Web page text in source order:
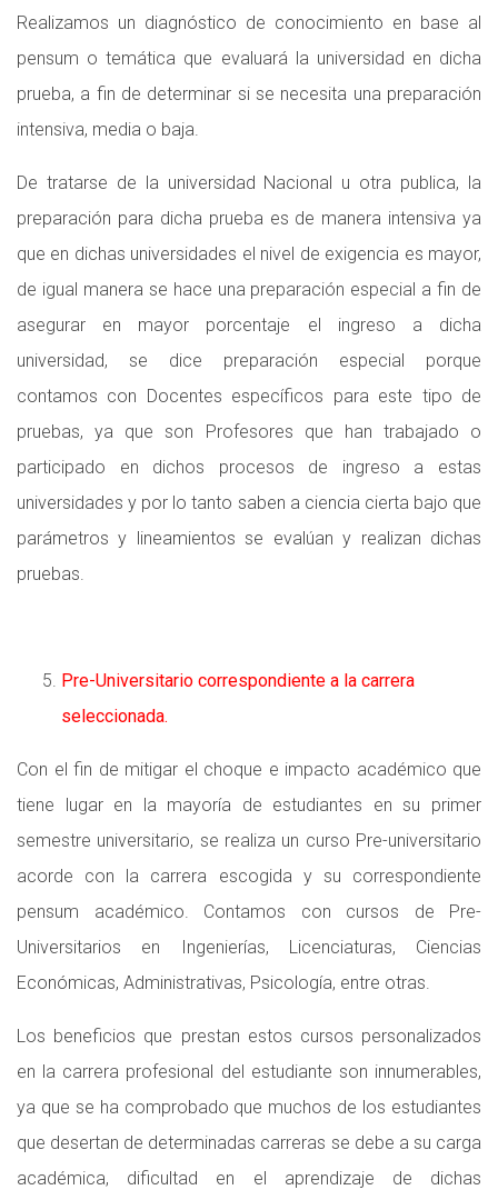
Realizamos un diagnóstico de conocimiento en base al
pensum o temática que evaluará la universidad en dicha
prueba, a fin de determinar si se necesita una preparación
intensiva, media o baja.
De tratarse de la universidad Nacional u otra publica, la
preparación para dicha prueba es de manera intensiva ya
que en dichas universidades el nivel de exigencia es mayor,
de igual manera se hace una preparación especial a fin de
asegurar en mayor porcentaje el ingreso a dicha
universidad, se dice preparación especial porque
contamos con Docentes específicos para este tipo de
pruebas, ya que son Profesores que han trabajado o
participado en dichos procesos de ingreso a estas
universidades y por lo tanto saben a ciencia cierta bajo que
parámetros y lineamientos se evalúan y realizan dichas
pruebas.
Pre-Universitario correspondiente a la carrera
seleccionada.
Con el fin de mitigar el choque e impacto académico que
tiene lugar en la mayoría de estudiantes en su primer
semestre universitario, se realiza un curso Pre-universitario
acorde con la carrera escogida y su correspondiente
pensum académico. Contamos con cursos de Pre-
Universitarios en Ingenierías, Licenciaturas, Ciencias
Económicas, Administrativas, Psicología, entre otras.
Los beneficios que prestan estos cursos personalizados
en la carrera profesional del estudiante son innumerables,
ya que se ha comprobado que muchos de los estudiantes
que desertan de determinadas carreras se debe a su carga
académica, dificultad en el aprendizaje de dichas